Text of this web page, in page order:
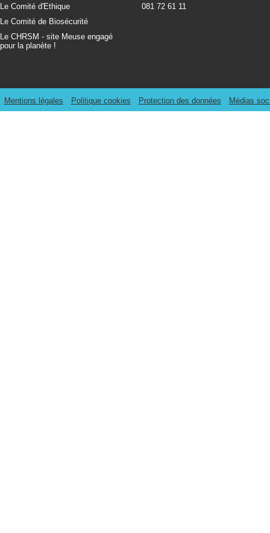
Le Comité d'Ethique
Le Comité de Biosécurité
Le CHRSM - site Meuse engagé
pour la planète !
081 72 61 11
Mentions légales Politique cookies Protection des données Médias